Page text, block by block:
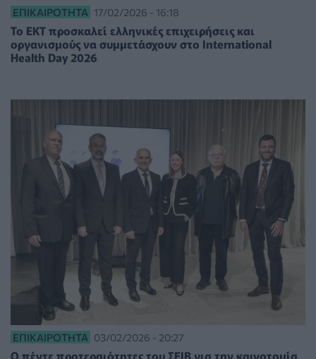
ΕΠΙΚΑΙΡΌΤΗΤΑ 17/02/2026 - 16:18
Το ΕΚΤ προσκαλεί ελληνικές επιχειρήσεις και
οργανισμούς να συμμετάσχουν στο Ιnternational
Health Day 2026
ΕΠΙΚΑΙΡΌΤΗΤΑ 03/02/2026 - 20:27
Ο πέντε προτεραιότητες του ΣΕΙΒ για την καινοτομία